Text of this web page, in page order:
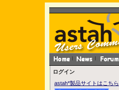
ログイン
astah*製品サイトはこちら